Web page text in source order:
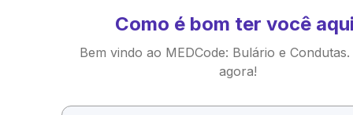
Como é bom ter você
Bem vindo ao MEDCode: Bulário e Condutas.
agora!